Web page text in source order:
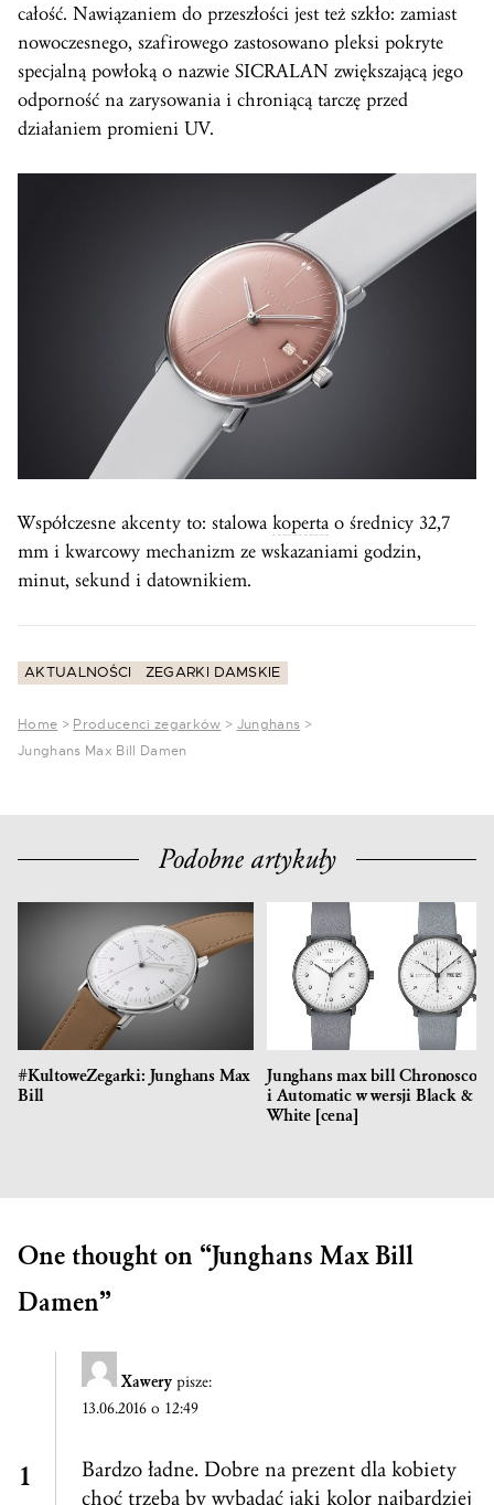
całość. Nawiązaniem do przeszłości jest też szkło: zamiast
nowoczesnego, szafirowego zastosowano pleksi pokryte
specjalną powłoką o nazwie SICRALAN zwiększającą jego
odporność na zarysowania i chroniącą tarczę przed
działaniem promieni UV.
Współczesne akcenty to: stalowa koperta o średnicy 32,7
mm i kwarcowy mechanizm ze wskazaniami godzin,
minut, sekund i datownikiem.
AKTUALNOŚCI ZEGARKI DAMSKIE
Home > Producenci zegarków > Junghans >
Junghans Max Bill Damen
Podobne artykuły
#KultoweZegarki: Junghans Max
Bill
Junghans max bill Chronoscope
i Automatic w wersji Black &
White [cena]
One thought on “Junghans Max Bill
Damen”
Xawery pisze:
13.06.2016 o 12:49
Bardzo ładne. Dobre na prezent dla kobiety
choć trzeba by wybadać jaki kolor najbardziej